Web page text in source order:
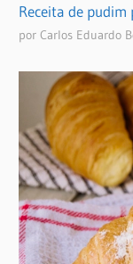
Receita de
por Carlos Eduardo